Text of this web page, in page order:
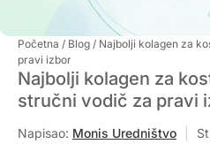
Početna / Blog / Najbolji kolagen za
pravi izbor
Najbolji kolagen za
stručni vodič za pravi
Napisao: Monis Uredništvo